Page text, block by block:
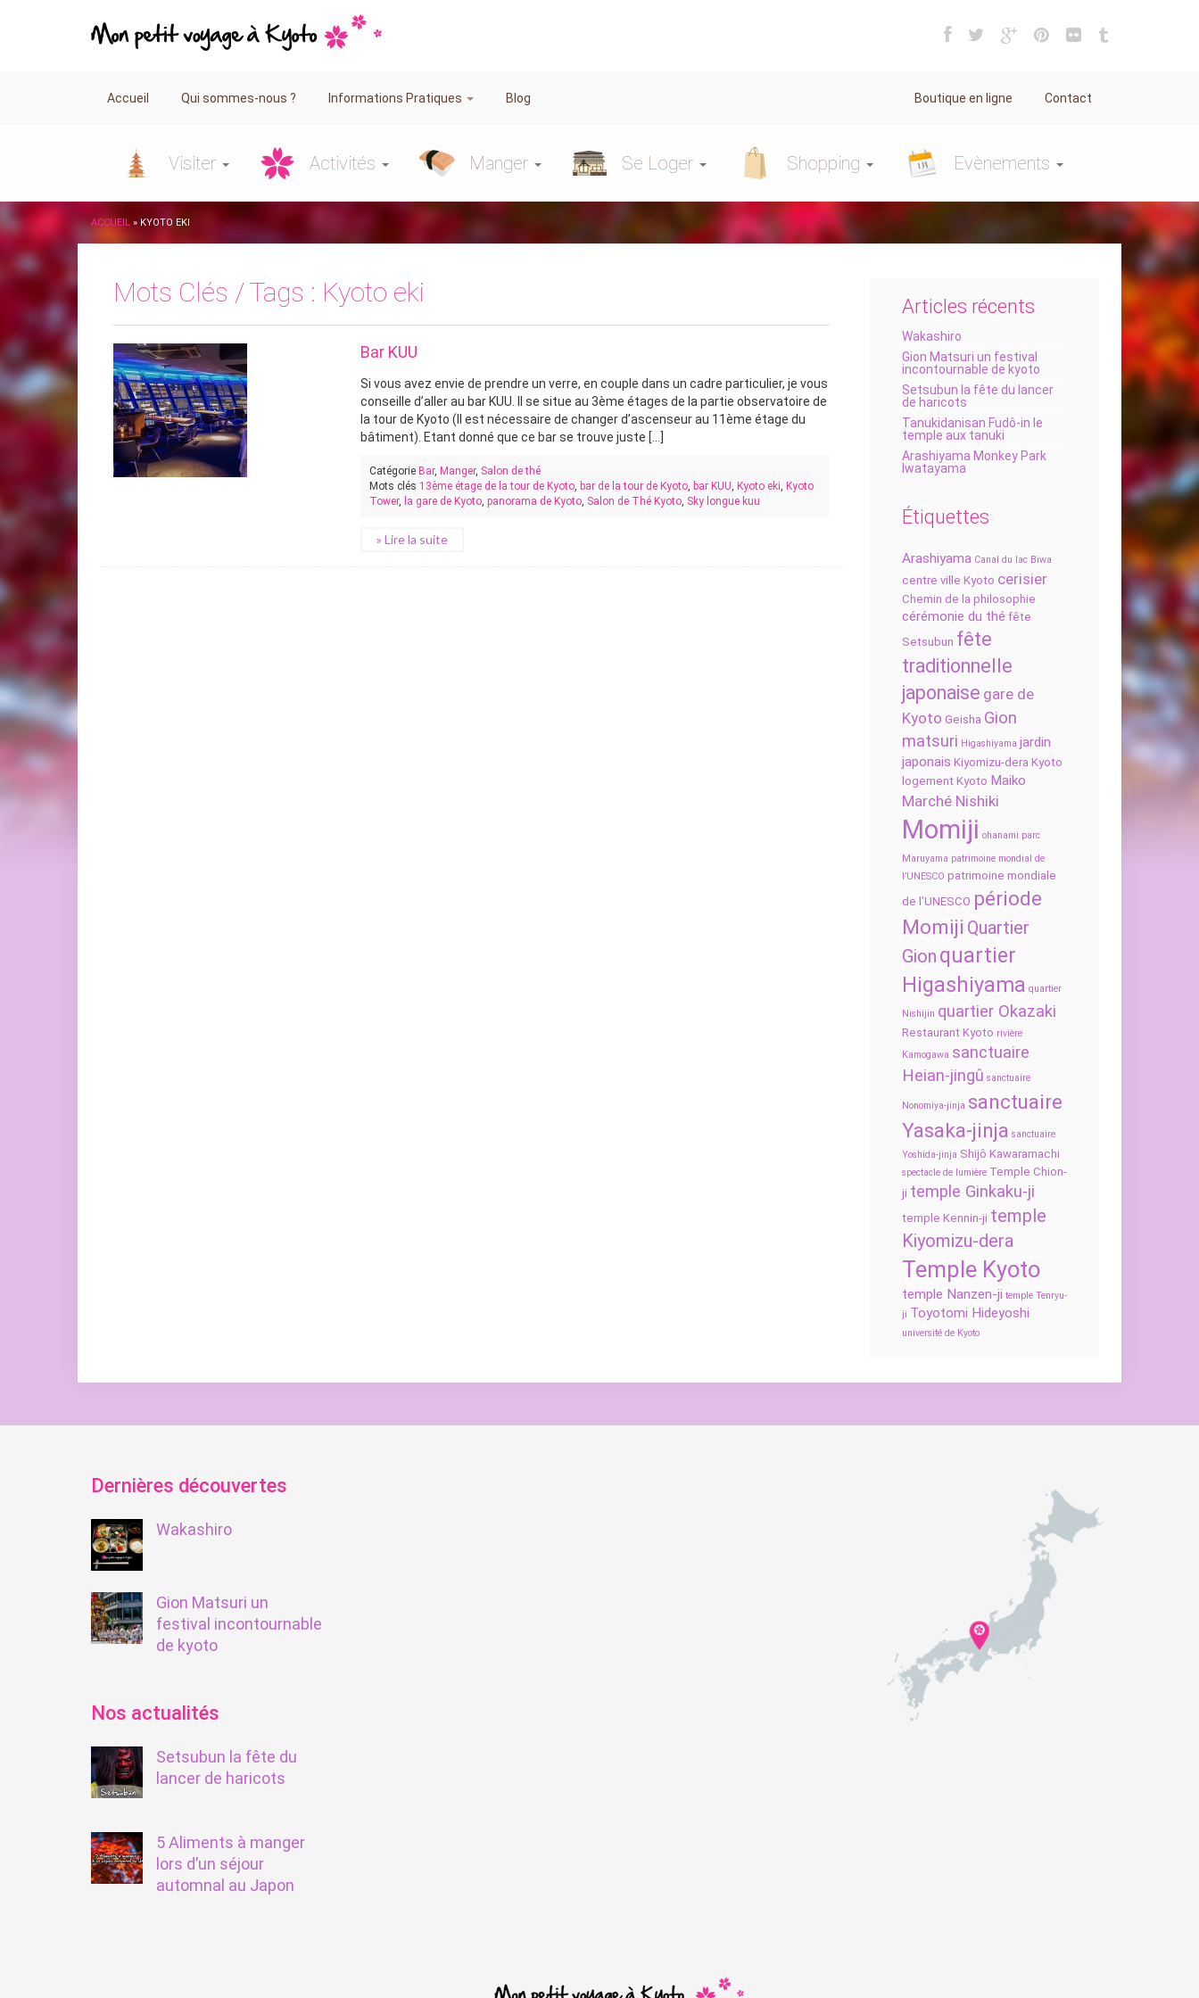
Accueil Qui sommes-nous ? Informations Pratiques Blog Boutique en ligne Contact
Visiter Activités Manger Se Loger Shopping Evènements
ACCUEIL » KYOTO EKI
Articles récents
Wakashiro
Gion Matsuri un festival
incontournable de kyoto
Setsubun la fête du lancer
de haricots
Tanukidanisan Fudô-in le
temple aux tanuki
Arashiyama Monkey Park
Iwatayama
Étiquettes
Arashiyama Canal du lac Biwa
centre ville Kyoto cerisier
Chemin de la philosophie
cérémonie du thé fête
Setsubun fête
traditionnelle
japonaise gare de
Kyoto Geisha Gion
matsuri Higashiyama jardin
japonais Kiyomizu-dera Kyoto
logement Kyoto Maiko
Marché Nishiki
Momiji ohanami parc
Maruyama patrimoine mondial de
l’UNESCO patrimoine mondiale
de l’UNESCO période
Momiji Quartier
Gion quartier
Higashiyama quartier
Nishijin quartier Okazaki
Restaurant Kyoto rivière
Kamogawa sanctuaire
Heian-jingû sanctuaire
Nonomiya-jinja sanctuaire
Yasaka-jinja sanctuaire
Yoshida-jinja Shijô Kawaramachi
spectacle de lumière Temple Chion-
ji temple Ginkaku-ji
temple Kennin-ji temple
Kiyomizu-dera
Temple Kyoto
temple Nanzen-ji temple Tenryu-
ji Toyotomi Hideyoshi
université de Kyoto
Mots Clés / Tags : Kyoto eki
Bar KUU
Si vous avez envie de prendre un verre, en couple dans un cadre particulier, je vous
conseille d’aller au bar KUU. Il se situe au 3ème étages de la partie observatoire de
la tour de Kyoto (Il est nécessaire de changer d’ascenseur au 11ème étage du
bâtiment). Etant donné que ce bar se trouve juste [...]
Catégorie Bar, Manger, Salon de thé
Mots clés 13ème étage de la tour de Kyoto, bar de la tour de Kyoto, bar KUU, Kyoto eki, Kyoto
Tower, la gare de Kyoto,panorama de Kyoto, Salon de Thé Kyoto, Sky longue kuu
» Lire la suite
Dernières découvertes
Wakashiro
Gion Matsuri un
festival incontournable
de kyoto
Nos actualités
Setsubun la fête du
lancer de haricots
5 Aliments à manger
lors d’un séjour
automnal au Japon